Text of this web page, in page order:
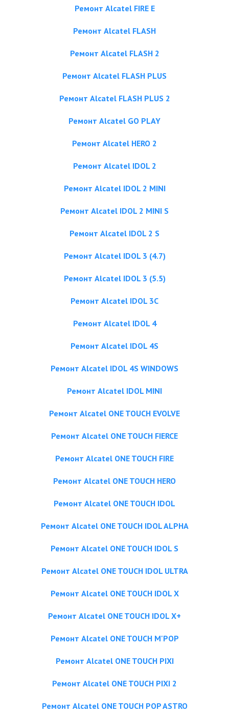
Ремонт Alcatel FIRE E
Ремонт Alcatel FLASH
Ремонт Alcatel FLASH 2
Ремонт Alcatel FLASH PLUS
Ремонт Alcatel FLASH PLUS 2
Ремонт Alcatel GO PLAY
Ремонт Alcatel HERO 2
Ремонт Alcatel IDOL 2
Ремонт Alcatel IDOL 2 MINI
Ремонт Alcatel IDOL 2 MINI S
Ремонт Alcatel IDOL 2 S
Ремонт Alcatel IDOL 3 (4.7)
Ремонт Alcatel IDOL 3 (5.5)
Ремонт Alcatel IDOL 3C
Ремонт Alcatel IDOL 4
Ремонт Alcatel IDOL 4S
Ремонт Alcatel IDOL 4S WINDOWS
Ремонт Alcatel IDOL MINI
Ремонт Alcatel ONE TOUCH EVOLVE
Ремонт Alcatel ONE TOUCH FIERCE
Ремонт Alcatel ONE TOUCH FIRE
Ремонт Alcatel ONE TOUCH HERO
Ремонт Alcatel ONE TOUCH IDOL
Ремонт Alcatel ONE TOUCH IDOL ALPHA
Ремонт Alcatel ONE TOUCH IDOL S
Ремонт Alcatel ONE TOUCH IDOL ULTRA
Ремонт Alcatel ONE TOUCH IDOL X
Ремонт Alcatel ONE TOUCH IDOL X+
Ремонт Alcatel ONE TOUCH M'POP
Ремонт Alcatel ONE TOUCH PIXI
Ремонт Alcatel ONE TOUCH PIXI 2
Ремонт Alcatel ONE TOUCH POP ASTRO